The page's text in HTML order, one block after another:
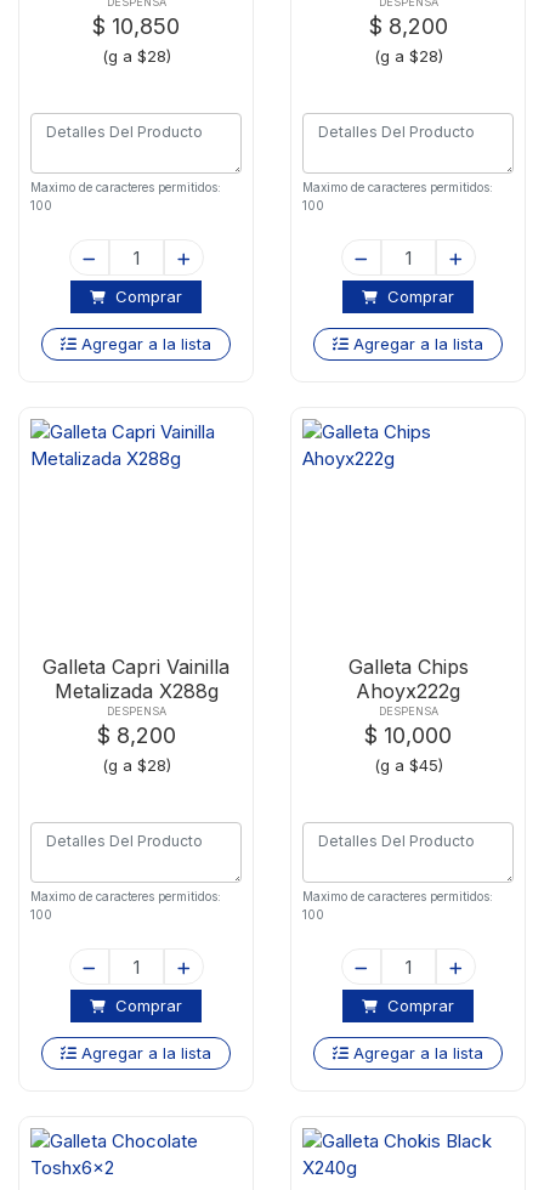
Limon
$ 10,850
(g a $28)
Maximo de caracteres permitidos:
100
Comprar
Agregar a la lista
$ 8,200
(g a $28)
Maximo de caracteres permitidos:
100
Comprar
Agregar a la lista
Galleta Capri Vainilla
Metalizada X288g
DESPENSA
$ 8,200
(g a $28)
Maximo de caracteres permitidos:
100
Comprar
Agregar a la lista
Galleta Chips
Ahoyx222g
DESPENSA
$ 10,000
(g a $45)
Maximo de caracteres permitidos:
100
Comprar
Agregar a la lista